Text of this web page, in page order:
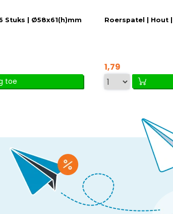
Stuks | Ø58x61(h)mm
toe
Roerspatel | Hout
1,79